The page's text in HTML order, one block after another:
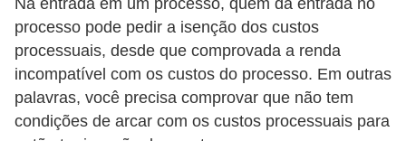
Na entrada em um processo, quem dá entrada no
processo pode pedir a isenção dos custos
processuais, desde que comprovada a renda
incompatível com os custos do processo. Em outras
palavras, você precisa comprovar que não tem
condições de arcar com os custos processuais para
r
é
s
t
i